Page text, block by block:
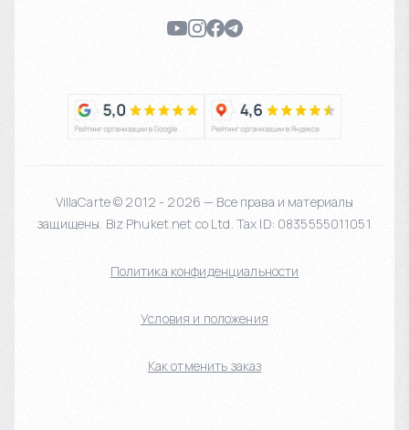
VillaCarte © 2012 - 2026 — Все права и материалы
защищены. Biz Phuket.net co Ltd. Tax ID: 0835555011051
Политика конфиденциальности
Условия и положения
Как отменить заказ